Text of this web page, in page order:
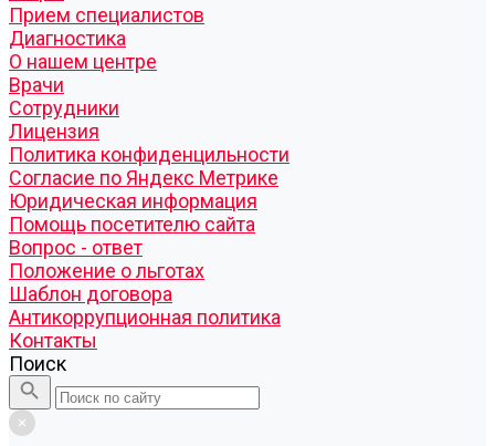
Прием специалистов
Диагностика
О нашем центре
Врачи
Сотрудники
Лицензия
Политика конфиденцильности
Согласие по Яндекс Метрике
Юридическая информация
Помощь посетителю сайта
Вопрос - ответ
Положение о льготах
Шаблон договора
Антикоррупционная политика
Контакты
Поиск